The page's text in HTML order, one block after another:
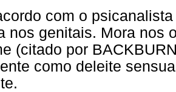
com o
nos genitais. Mora nos
(citado por
como deleite